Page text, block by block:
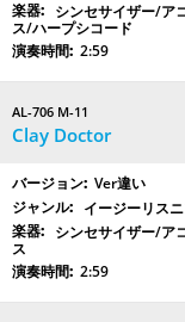
シンセサイザー/ア
ス/ハープシコード
2:59
AL-706 M-11
Clay Doctor
Ver違い
イージーリス
シンセサイザー/ア
ス
2:59